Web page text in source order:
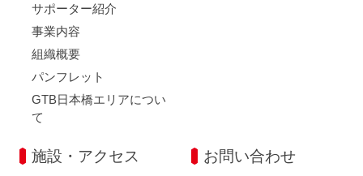
サポーター紹介
事業内容
組織概要
パンフレット
GTB日本橋エリアについ
て
施設・アクセス お問い合わせ